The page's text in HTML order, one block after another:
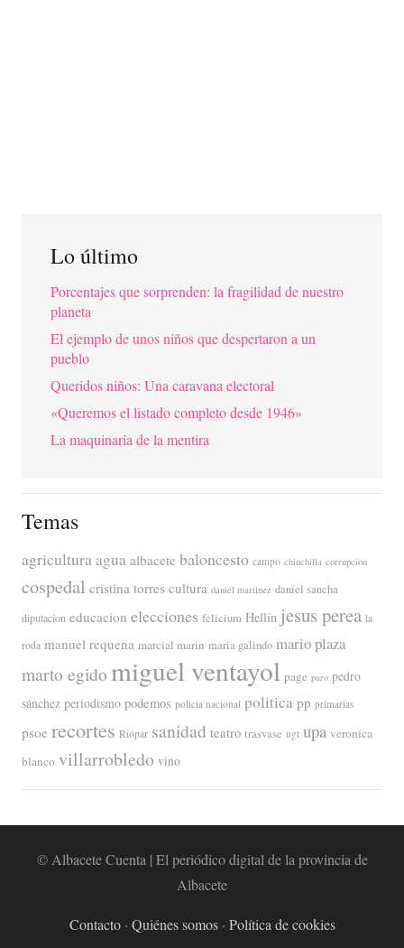
Lo último
Porcentajes que sorprenden: la fragilidad de nuestro
planeta
El ejemplo de unos niños que despertaron a un
pueblo
Queridos niños: Una caravana electoral
«Queremos el listado completo desde 1946»
La maquinaria de la mentira
Temas
agriculturaagua albacete baloncesto campo chinchilla corrupcion
cospedal cristina torres cultura daniel martinez daniel sancha
diputacion educacion elecciones felicium Hellín jesus perea la
roda manuel requena marcial marin maria galindo mario plaza
marto egidomiguel ventayol page paro pedro
sánchez periodismo podemos policia nacional politica pp primarias
psoe recortes Riópar sanidad teatro trasvase ugt upa veronica
blanco villarrobledo vino
© Albacete Cuenta | El periódico digital de la provincia de
Albacete
Contacto· Quiénes somos· Política de cookies